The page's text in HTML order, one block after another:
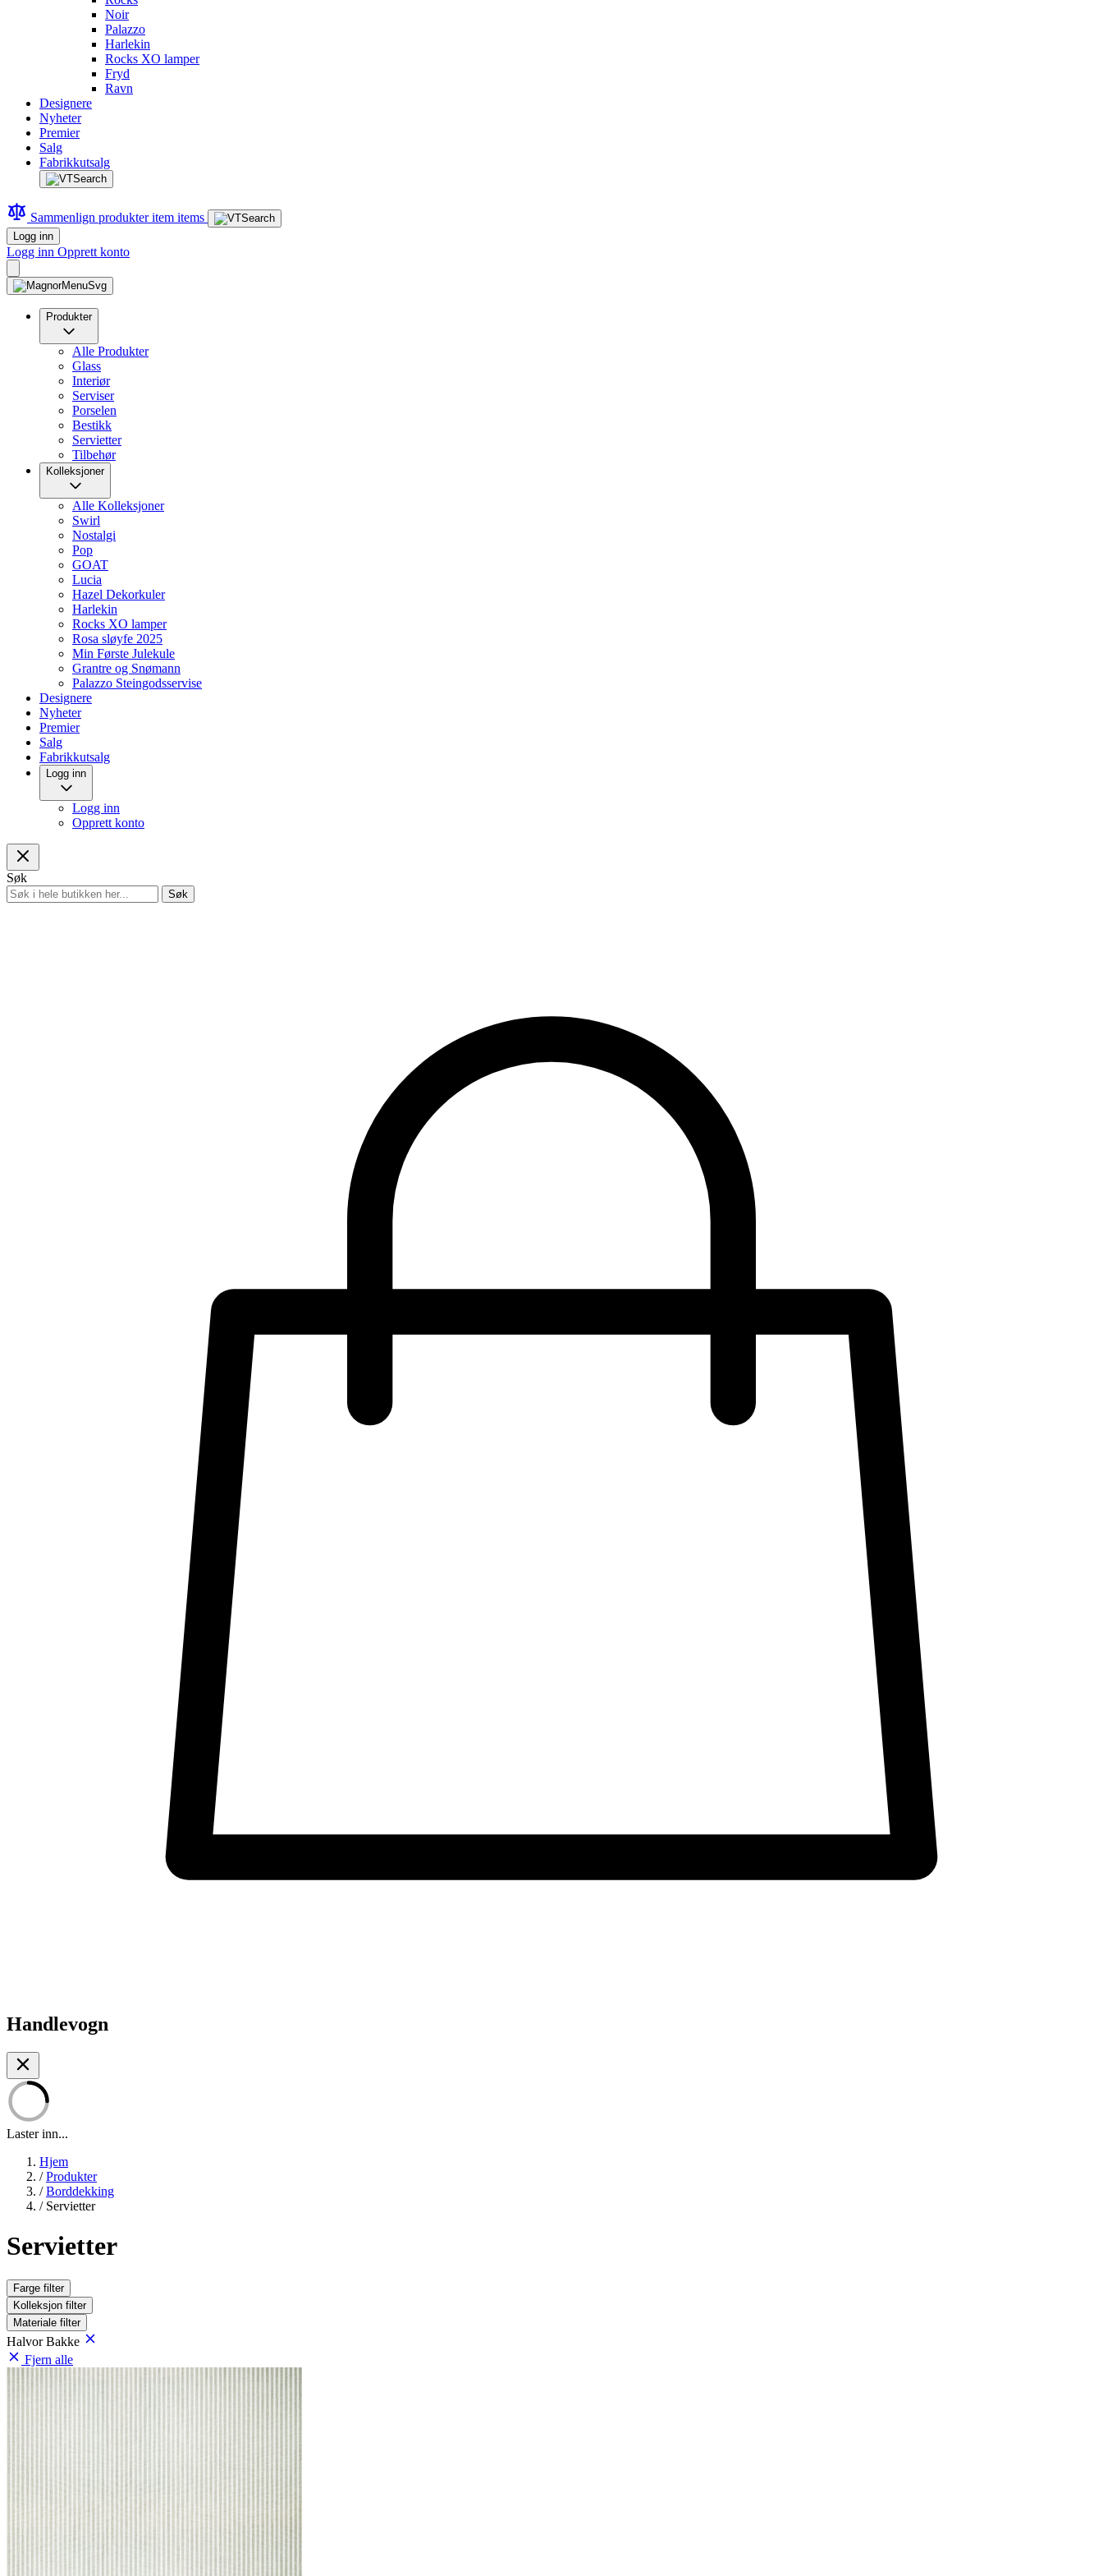
Noir
Palazzo
Harlekin
Rocks XO lamper
Fryd
Ravn
Designere
Nyheter
Premier
Salg
Fabrikkutsalg
Sammenlign produkteritem items
Logg inn
Logg inn Opprett konto
Produkter
Alle Produkter
Glass
Interiør
Serviser
Porselen
Bestikk
Servietter
Tilbehør
Kolleksjoner
Alle Kolleksjoner
Swirl
Nostalgi
Pop
GOAT
Lucia
Hazel Dekorkuler
Harlekin
Rocks XO lamper
Rosa sløyfe 2025
Min Første Julekule
Grantre og Snømann
Palazzo Steingodsservise
Designere
Nyheter
Premier
Salg
Fabrikkutsalg
Logg inn
Logg inn
Opprett konto
Søk
Søk
Handlevogn
Laster inn...
Hjem
/ Produkter
/ Borddekking
/ Servietter
Servietter
Farge filter
Kolleksjon filter
Materiale filter
Halvor Bakke
Fjern alle